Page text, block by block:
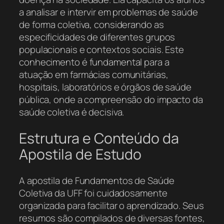
a analisar e intervir em problemas de saúde
de forma coletiva, considerando as
especificidades de diferentes grupos
populacionais e contextos sociais. Este
conhecimento é fundamental para a
atuação em farmácias comunitárias,
hospitais, laboratórios e órgãos de saúde
pública, onde a compreensão do impacto da
saúde coletiva é decisiva.
Estrutura e Conteúdo da
Apostila de Estudo
A apostila de Fundamentos de Saúde
Coletiva da UFF foi cuidadosamente
organizada para facilitar o aprendizado. Seus
resumos são compilados de diversas fontes,